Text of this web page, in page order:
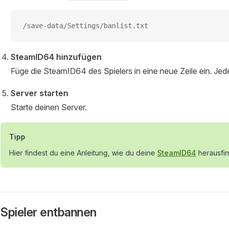
/save-data/Settings/banlist.txt
SteamID64 hinzufügen
Füge die SteamID64 des Spielers in eine neue Zeile ein.
Server starten
Starte deinen Server.
Tipp
Hier findest du eine Anleitung, wie du deine SteamID64
Spieler entbannen